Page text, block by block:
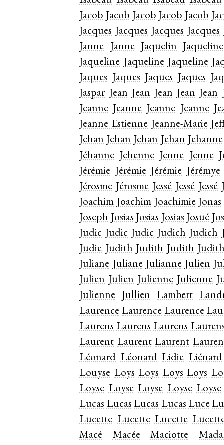
Jacob Jacob Jacob Jacob Jacob
Jacques Jacques Jacques Jacques
Janne
Janne Jaquelin
Jaqueline
Jaqueline Jaqueline Jaqueline
Jaques
Jaques Jaques Jaques
Jaspar Jean Jean Jean Jean Jean
Jeanne Jeanne Jeanne Jeanne
Jeanne Estienne Jeanne-Marie
Jehan Jehan Jehan Jehan Jehanne
Jéhanne Jehenne Jenne Jenne
Jérémie Jérémie Jérémie Jérémye
Jérosme Jérosme Jessé Jessé Jessé
Joachim Joachim Joachimie Jonas
Joseph Josias Josias Josias Josué
Judic Judic Judic Judich Judich
Judie Judith Judith Judith
Juliane Juliane Julianne Julien
Julien Julien Julienne Julienne
Julienne
Jullien Lambert
Laurence Laurence Laurence
Laurens Laurens Laurens
Laurent Laurent Laurent
Léonard Léonard Lidie Liénard
Louyse Loys Loys Loys Loys
Loyse Loyse Loyse Loyse Loyse
Lucas Lucas Lucas Lucas Luce
Lucette Lucette Lucette
Macé
Macée Maciotte